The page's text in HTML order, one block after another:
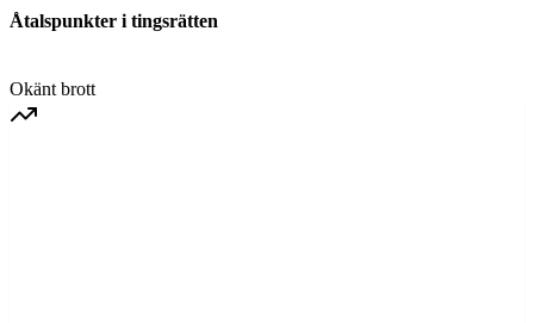
Åtalspunkter i tingsrätten
Okänt brott